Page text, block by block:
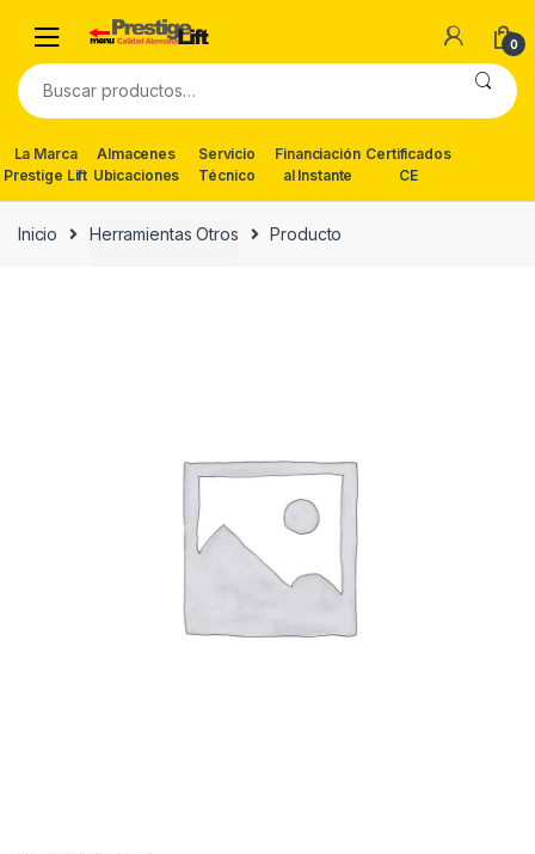
navigation
content
0
Buscar
por:
La Marca
Prestige Lift
Almacenes
Ubicaciones
Servicio
Técnico
Financiación
al Instante
Certificados
CE
Inicio Herramientas Otros Producto